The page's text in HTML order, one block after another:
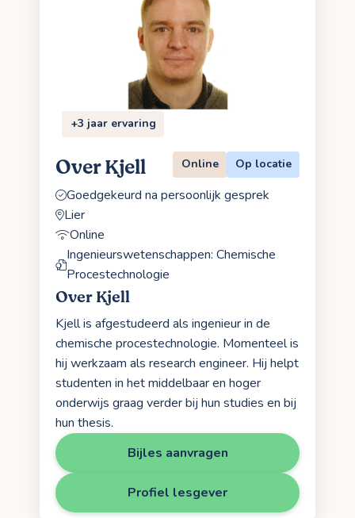
+3 jaar ervaring
Over Kjell Online Op locatie
Goedgekeurd na persoonlijk gesprek
Lier
Online
Ingenieurswetenschappen: Chemische
Procestechnologie
Over Kjell
Kjell is afgestudeerd als ingenieur in de
chemische procestechnologie. Momenteel is
hij werkzaam als research engineer. Hij helpt
studenten in het middelbaar en hoger
onderwijs graag verder bij hun studies en bij
hun thesis.
Bijles aanvragen
Profiel lesgever